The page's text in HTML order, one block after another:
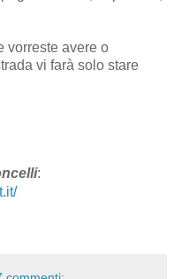
vorreste avere o
vi farà solo stare
: